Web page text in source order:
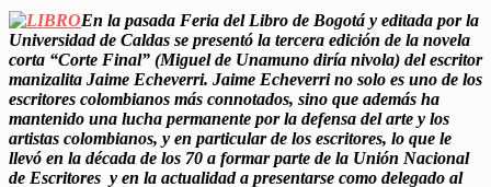
En la pasada Feria del Libro de Bogotá y editada por la
Universidad de Caldas se presentó la tercera edición de la novela
corta “Corte Final” (Miguel de Unamuno diría nivola) del escritor
manizalita Jaime Echeverri. Jaime Echeverri no solo es uno de los
escritores colombianos más connotados, sino que además ha
mantenido una lucha permanente por la defensa del arte y los
artistas colombianos, y en particular de los escritores, lo que le
llevó en la década de los 70 a formar parte de la Unión Nacional
de Escritores y en la actualidad a presentarse como delegado al